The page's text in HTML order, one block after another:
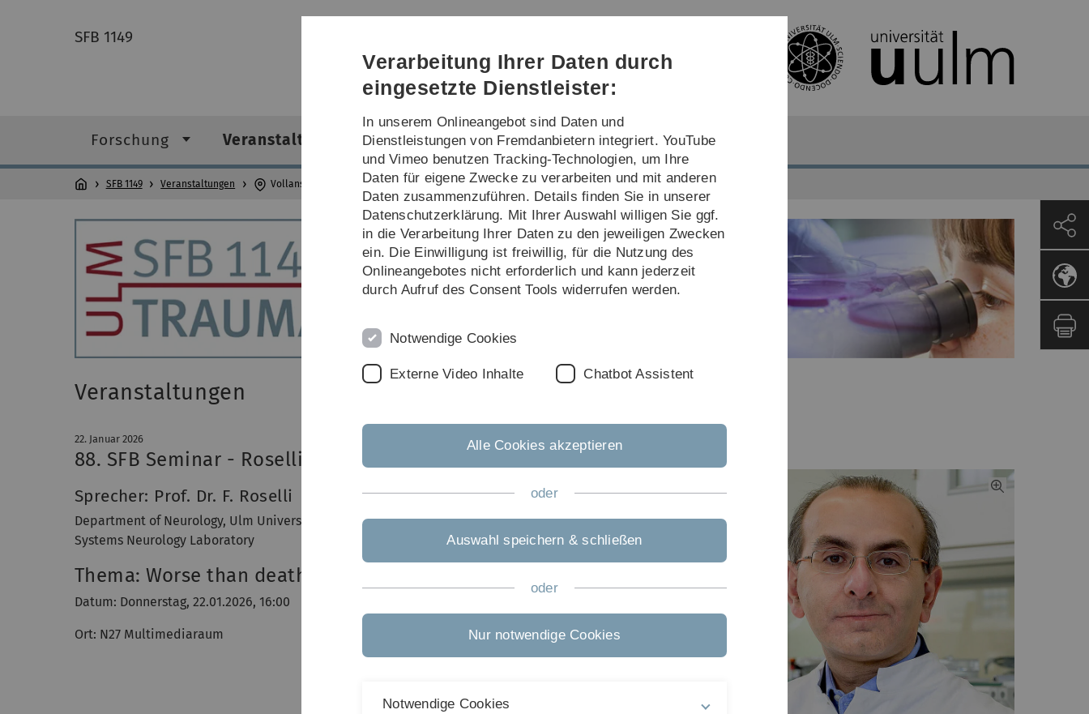
Direkt
Direkt
Direkt
(Sprache,
Drucken,
Social
Direkt
Direkt
SFB 1149
Forschung Veranstaltungen Aktuelles Weiteres
SFB 1149 Veranstaltungen Vollansicht Veranstaltungen
Veranstaltungen
22. Januar 2026
88. SFB Seminar - Roselli, Ulm
Sprecher: Prof. Dr. F. Roselli
Department of Neurology, Ulm University
Systems Neurology Laboratory
Thema: Worse than death: outcomes of TBI
Datum: Donnerstag, 22.01.2026, 16:00
Ort: N27 Multimediaraum
Verarbeitung Ihrer Daten durch
eingesetzte Dienstleister:
In unserem Onlineangebot sind Daten und
Dienstleistungen von Fremdanbietern integriert. YouTube
und Vimeo benutzen Tracking-Technologien, um Ihre
Daten für eigene Zwecke zu verarbeiten und mit anderen
Daten zusammenzuführen. Details finden Sie in unserer
Datenschutzerklärung. Mit Ihrer Auswahl willigen Sie ggf.
in die Verarbeitung Ihrer Daten zu den jeweiligen Zwecken
ein. Die Einwilligung ist freiwillig, für die Nutzung des
Onlineangebotes nicht erforderlich und kann jederzeit
durch Aufruf des Consent Tools widerrufen werden.
Notwendige Cookies
Externe Video Inhalte Chatbot Assistent
Alle Cookies akzeptieren
oder
Auswahl speichern & schließen
oder
Nur notwendige Cookies
Notwendige Cookies